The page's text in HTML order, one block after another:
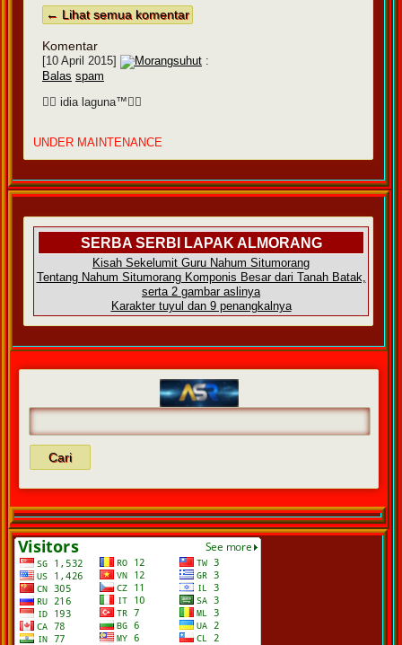
← Lihat semua komentar
Komentar
[10 April 2015] Morangsuhut :
Balas spam
☆ idia laguna™☆
UNDER MAINTENANCE
SERBA SERBI LAPAK ALMORANG
Kisah Sekelumit Guru Nahum Situmorang
Tentang Nahum Situmorang Komponis Besar dari Tanah Batak,
serta 2 gambar aslinya
Karakter tuyul dan 9 penangkalnya